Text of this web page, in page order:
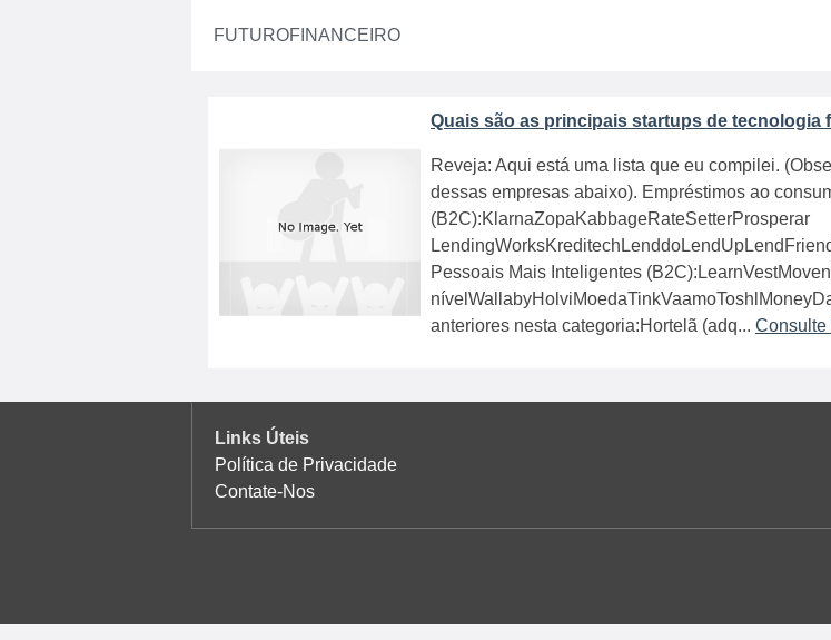
FUTUROFINANCEIRO
Quais são as principais startups de tecnologia
Reveja: Aqui está uma lista que eu compilei.
dessas empresas abaixo). Empréstimos ao
(B2C):KlarnaZopaKabbageRateSetterProsperar
Pessoais Mais Inteligentes
anteriores nesta categoria:Hortelã (adq... Consulte
Links Úteis
Política de Privacidade
Contate-Nos